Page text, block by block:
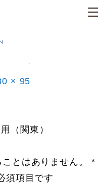
× 95
（関東）
とはありません。
*
須項目です